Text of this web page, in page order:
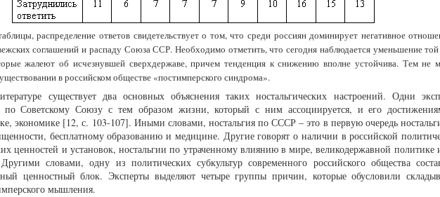
распределение ответов свидетельствует о том, что среди россиян доминирует негативное
соглашений и распаду Союза ССР. Необходимо отметить, что сегодня наблюдается уменьшение
жалеют об исчезнувшей сверхдержаве, причем тенденция к снижению вполне устойчива. Тем не
в российском обществе «постимперского синдрома».
существует два основных объяснения таких ностальгических настроений. Одни
по Советскому Союзу с тем образом жизни, который с ним ассоциируется, и его
экономике [12, с. 103-107]. Иными словами, ностальгия по СССР – это в первую очередь
бесплатному образованию и медицине. Другие говорят о наличии в российской
ценностей и установок, ностальгии по утраченному влиянию в мире, великодержавной политике
словами, одну из политических субкультур современного российского общества
ценностный блок. Эксперты выделяют четыре группы причин, которые обусловили
мышления.